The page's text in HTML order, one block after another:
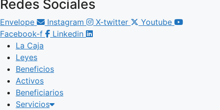
Redes Sociales
Envelope Instagram X-twitter
Youtube
Facebook-f
Linkedin
La Caja
Leyes
Beneficios
Activos
Beneficiarios
Servicios